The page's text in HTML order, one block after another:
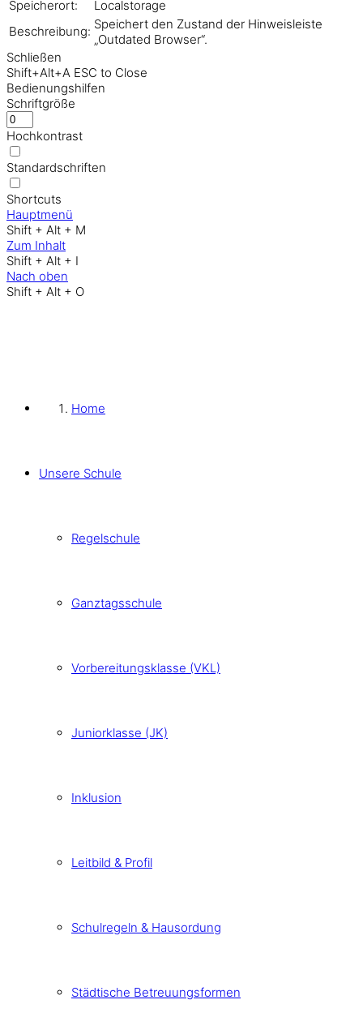
Speicherort:
Localstorage
Beschreibung: Speichert den Zustand der Hinweisleiste
„Outdated Browser“.
Schließen
Shift+Alt+A ESC to Close
Bedienungshilfen
Schriftgröße
Hochkontrast
Standardschriften
Shortcuts
Hauptmenü
Shift + Alt + M
Zum Inhalt
Shift + Alt + I
Nach oben
Shift + Alt + O
Home
Unsere Schule
Regelschule
Ganztagsschule
Vorbereitungsklasse (VKL)
Juniorklasse (JK)
Inklusion
Leitbild & Profil
Schulregeln & Hausordung
Städtische Betreuungsformen